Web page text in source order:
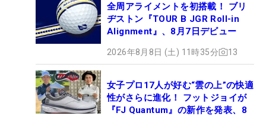
全周アライメントを初搭載！ ブリ
ヂストン『TOUR B JGR Roll-in
Alignment』、8月7日デビュー
2026年8月8日 (土) 11時35分 13
女子プロ17人が好む“雲の上”の快適
性がさらに進化！ フットジョイが
『FJ Quantum』の新作を発表、8